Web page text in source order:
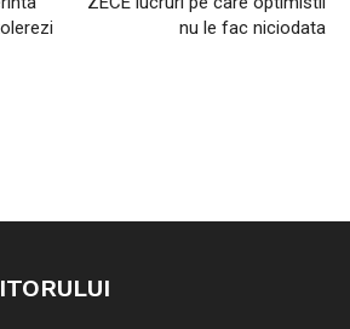
nu le fac niciodata